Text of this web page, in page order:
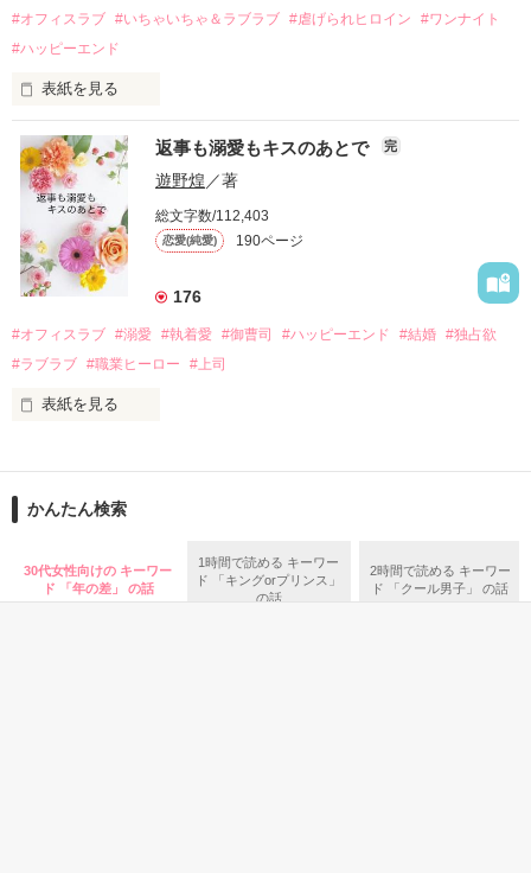
運命のような再会を果たす。
酔った勢いで一夜を共にしてしまった。
さらに、美桜が初めてだと知った哲平は
『責任をとる、結婚しよう』と真っ直ぐに告げてきた。
戸惑う美桜とは裏腹に、好きという気持ちを隠すことなく
甘やかしてくる。
そんなある日、哲平は美桜がストーカー被害に
遭っていることを知る。
美桜を守るため、哲平は同居を提案してきて――。
夏木美桜(なつきみお)
鳴海哲平 (なるみてっぺい)
2026.6.5～2026.7.25
＊以前、公開していた話の改稿版です＊
#オフィスラブ #いちゃいちゃ＆ラブラブ #虐げられヒロイン
#ワンナイト
#ハッピーエンド
表紙を見る
おかしな噂を流されて前の職場でうまくいかなかった梅田美
桜は、海外で傷心旅行をしていたところ、日本人美青年と出会
い、酒の勢いもあり一夜限りの関係となる。
帰国後、美桜は新しい職場でワンナイトした美青年と再会。
なんと彼の正体は、とある財閥御曹司にも関わらず、一族を離
れて起業した新進気鋭の実業家、社内でも冷徹だと評判な社長
――御影恭司その人だったのだ――！
なぜか恭司から飼い猫の世話係を命じられた美桜は、猫の世
の関係となってしまい――？
返事も溺愛もキスのあとで 完
遊野煌 ／著
総文字数/112,403
恋愛(純愛) 190ページ
176
#オフィスラブ #溺愛 #執着愛 #御曹司 #ハッピーエンド #結婚 #独占欲
#ラブラブ #職業ヒーロー #上司
表紙を見る
ションの企画戦略室で働いている。
めた、同期で恋人の石垣守（26）がいるのだが、後輩の姫原由
いた。
守と由羅から『便利屋雛子』と馬鹿にされ、一人こっそり泣い
ていた雛子に、企画戦略室の上司である雪瀬鷹哉（29）が
かんたん検索
30代女性向けの キーワー
ド 「年の差」 の話
1時間で読める キーワー
ド 「キングorプリンス」
の話
2時間で読める キーワー
ド 「クール男子」 の話